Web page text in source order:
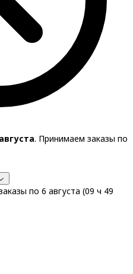
. Принимаем заказы по
по 6 августа (09 ч 49